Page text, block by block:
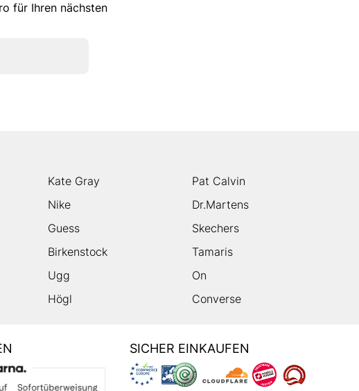
für Ihren nächsten
Kate Gray
Pat Calvin
Nike
Dr.Martens
Guess
Skechers
Birkenstock
Tamaris
Ugg
On
Högl Converse
SICHER EINKAUFEN